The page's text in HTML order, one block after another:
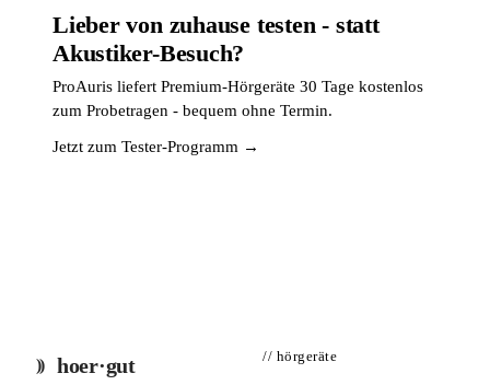
Lieber von zuhause testen - statt
Akustiker-Besuch?
ProAuris liefert Premium-Hörgeräte 30 Tage kostenlos
zum Probetragen - bequem ohne Termin.
Jetzt zum Tester-Programm →
hoer·gut // hörgeräte